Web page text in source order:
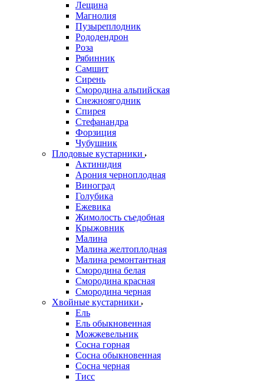
Лещина
Магнолия
Пузыреплодник
Рододендрон
Роза
Рябинник
Самшит
Сирень
Смородина альпийская
Снежноягодник
Спирея
Стефанандра
Форзиция
Чубушник
Плодовые кустарники
Актинидия
Арония черноплодная
Виноград
Голубика
Ежевика
Жимолость съедобная
Крыжовник
Малина
Малина желтоплодная
Малина ремонтантная
Смородина белая
Смородина красная
Смородина черная
Хвойные кустарники
Ель
Ель обыкновенная
Можжевельник
Сосна горная
Сосна обыкновенная
Сосна черная
Тисс